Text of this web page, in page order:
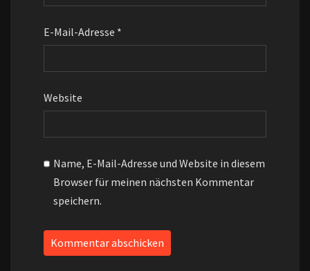
E-Mail-Adresse *
Website
Name, E-Mail-Adresse und Website in diesem
Browser für meinen nächsten Kommentar
speichern.